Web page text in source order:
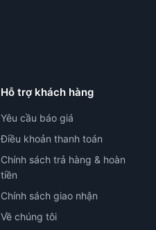
Hỗ trợ khách hàng
Yêu cầu báo giá
Điều khoản thanh toán
Chính sách trả hàng & hoàn
tiền
Chính sách giao nhận
Về chúng tôi